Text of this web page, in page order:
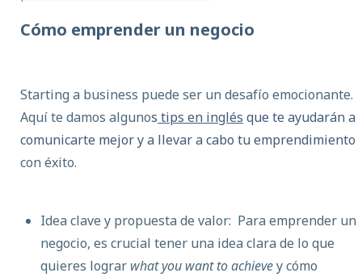
Cómo emprender un negocio
Starting a business puede ser un desafío emocionante.
Aquí te damos algunos tips en inglés que te ayudarán a
comunicarte mejor y a llevar a cabo tu emprendimiento
con éxito.
Idea clave y propuesta de valor: Para emprender un
negocio, es crucial tener una idea clara de lo que
quieres lograr what you want to achievey cómo